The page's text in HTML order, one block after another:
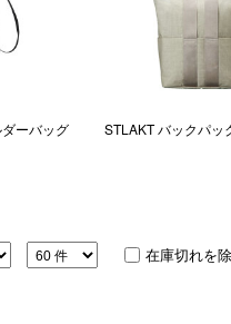
ーバッグ STLAKT バックパッ
在庫切れを除